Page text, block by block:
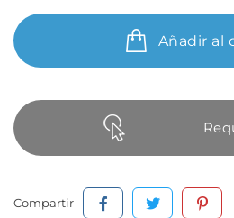
Añadir al
Compartir